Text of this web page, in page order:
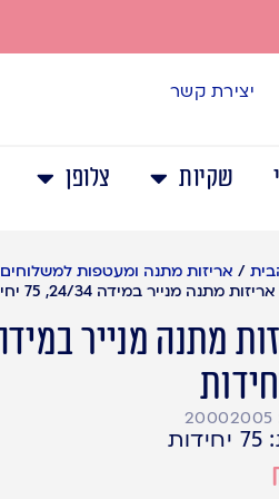
יצירת קשר
שקיות צלופן
/ אריזות מתנה ומעטפות למשלוחים
אריזות מתנה מנייר במידה 24/34, 75 יחידות